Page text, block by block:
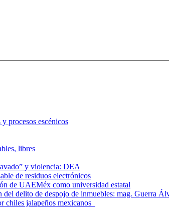
procesos escénicos
libres
y violencia: DEA
de residuos electrónicos
de UAEMéx como universidad estatal
delito de despojo de inmuebles: mag. Guerra
chiles jalapeños mexicanos